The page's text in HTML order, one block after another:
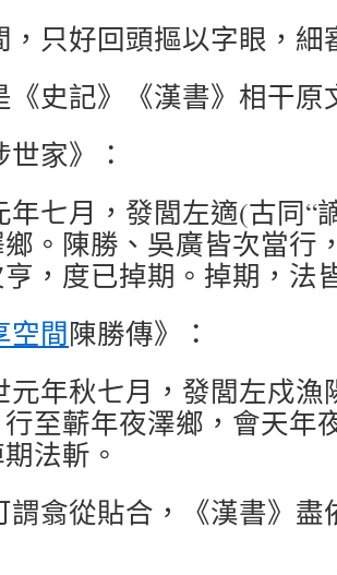
，只好回頭摳以字眼，細
《史記》《漢書》相干原
世家》：
年七月，發閭左適(古同“
。陳勝、吳廣皆次當行
，度已掉期。掉期，法
空間陳勝傳》：
元年秋七月，發閭左戍
至蘄年夜澤鄉，會天年
法斬。
謂翕從貼合，《漢書》